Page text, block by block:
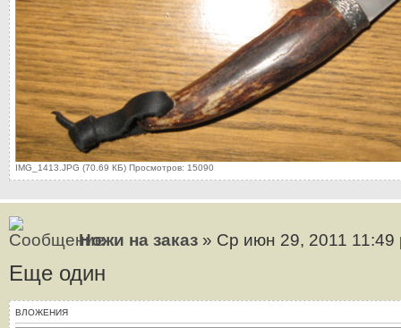
IMG_1413.JPG (70.69 КБ) Просмотров: 15090
Ножи на заказ » Ср июн 29, 2011 11:49
Еще один
ВЛОЖЕНИЯ